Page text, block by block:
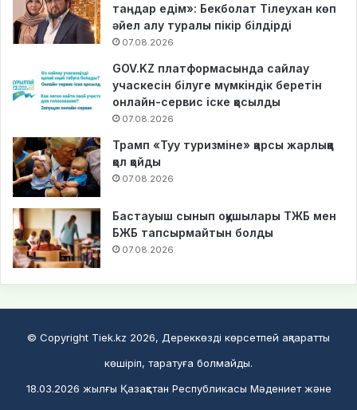
таңдар едім»: Бекболат Тілеухан көп
әйел алу туралы пікір білдірді
07.08.2026
GOV.KZ платформасында сайлау
учаскесін білуге мүмкіндік беретін
онлайн-сервис іске қосылды
07.08.2026
Трамп «Туу туризміне» қарсы жарлыққа
қол қойды
07.08.2026
Бастауыш сынып оқушылары ТЖБ мен
БЖБ тапсырмайтын болды
07.08.2026
© Copyright Tiek.kz 2026, Дереккөзді көрсетпей ақпаратты
көшіріп, таратуға болмайды.
18.03.2026 жылғы Қазақстан Республикасы Мәдениет және